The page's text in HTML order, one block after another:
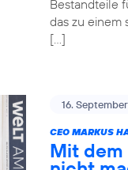
Bestandteile
das zu einem
[…]
16.
CEO MARKUS
Mit dem